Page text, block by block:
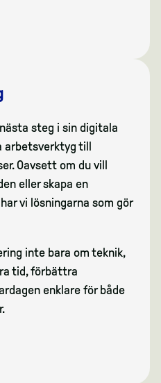
steg i sin digitala
arbetsverktyg till
Oavsett om du vill
eller skapa en
vi lösningarna som gör
inte bara om teknik,
tid, förbättra
enklare för både